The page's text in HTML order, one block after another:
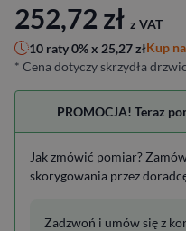
252,72 zł z VAT
10 raty 0% x 25,27złKup
* Cena dotyczy skrzydła
PROMOCJA! Teraz
Jak zmówić pomiar?
skorygowania przez
Zadzwoń i umów się z